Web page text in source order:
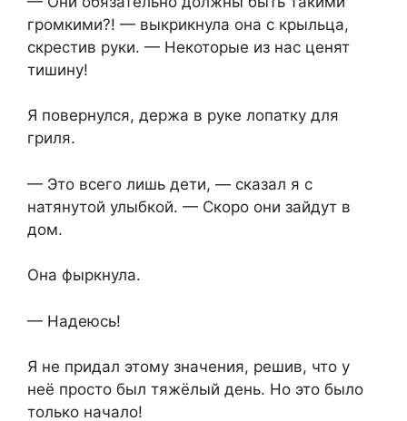
громкими?! — выкрикнула она с крыльца,
скрестив руки. — Некоторые из нас ценят
тишину!
Я повернулся, держа в руке лопатку для
гриля.
— Это всего лишь дети, — сказал я с
натянутой улыбкой. — Скоро они зайдут в
дом.
Она фыркнула.
— Надеюсь!
Я не придал этому значения, решив, что у
неё просто был тяжёлый день. Но это было
только начало!